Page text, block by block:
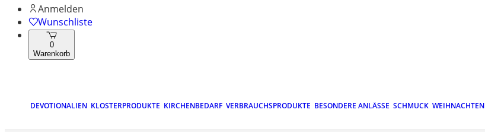
Anmelden
Wunschliste
0
Warenkorb
DEVOTIONALIEN KLOSTERPRODUKTE KIRCHENBEDARF VERBRAUCHSPRODUKTE BESONDERE ANLÄSSE SCHMUCK WEIHNACHTEN